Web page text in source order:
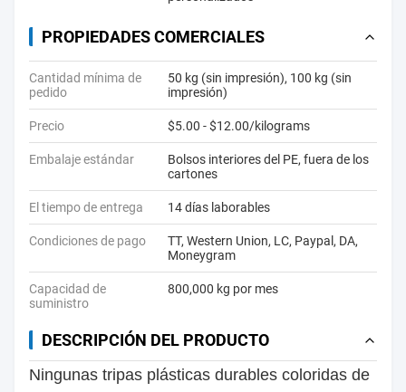
PROPIEDADES COMERCIALES
Cantidad mínima de
pedido
50 kg (sin impresión), 100 kg (sin
impresión)
Precio $5.00 - $12.00/kilograms
Embalaje estándar
Bolsos interiores del PE, fuera de los
cartones
El tiempo de entrega 14 días laborables
Condiciones de pago
TT, Western Union, LC, Paypal, DA,
Moneygram
Capacidad de
suministro
800,000 kg por mes
DESCRIPCIÓN DEL PRODUCTO
Ningunas tripas plásticas durables coloridas de